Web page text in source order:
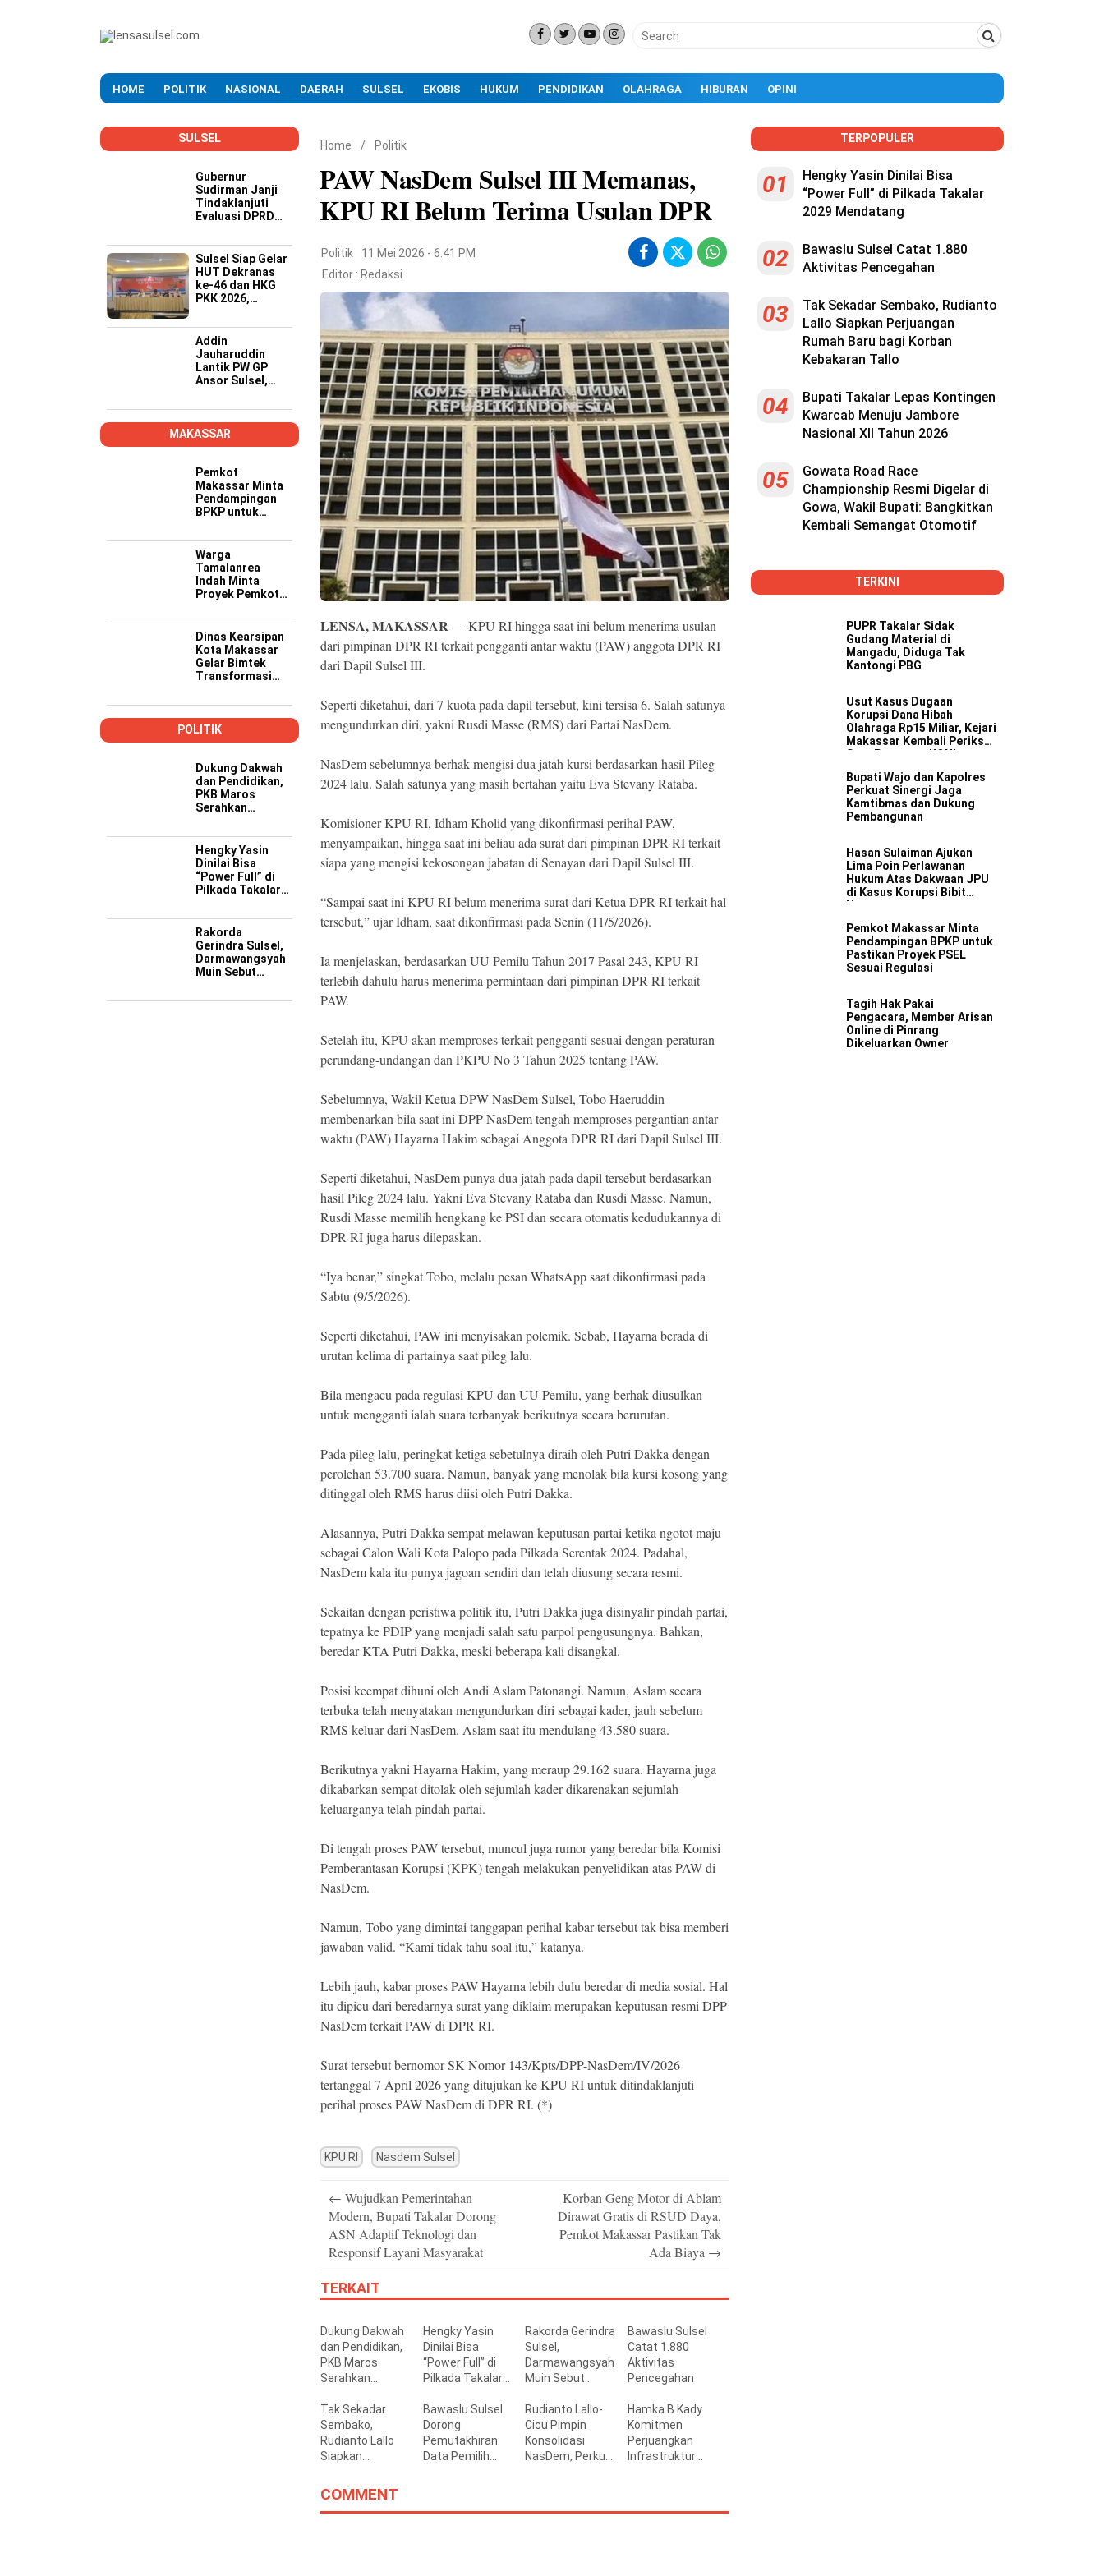
HOME POLITIK NASIONAL DAERAH SULSEL EKOBIS HUKUM PENDIDIKAN OLAHRAGA HIBURAN OPINI
SULSEL
Gubernur
Sudirman Janji
Tindaklanjuti
Evaluasi DPRD
Buruk OPD
Sulsel Siap Gelar
HUT Dekranas
ke-46 dan HKG
PKK 2026,
Promosi Wastra-
Kriya hingga
Dongkrak
Ekonomi Daerah
Addin
Jauharuddin
Lantik PW GP
Ansor Sulsel,
Kompeten,
Kreatif, dan Siap
Wujudkan
Ketahanan
MAKASSAR
Pemkot
Makassar Minta
Pendampingan
BPKP untuk
PSEL Sesuai
Regulasi
Warga
Tamalanrea
Indah Minta
Proyek Pemkot
Transparan,
Musyawarah
Berakhir dengan
Kesepakatan
Dinas Kearsipan
Kota Makassar
Gelar Bimtek
Transformasi
Yogyakarta
POLITIK
Dukung Dakwah
dan Pendidikan,
PKB Maros
Serahkan
Operasional ke
Pesantren
Hidayatullah
Hengky Yasin
Dinilai Bisa
“Power Full” di
Pilkada Takalar
Rakorda
Gerindra Sulsel,
Darmawangsyah
Muin Sebut
Strategis
Home / Politik
PAW NasDem Sulsel III Memanas,
KPU RI Belum Terima Usulan DPR
Politik
11 Mei 2026 - 6:41 PM
Editor : Redaksi
LENSA, MAKASSAR— KPU RI hingga saat ini belum menerima usulan
dari pimpinan DPR RI terkait pengganti antar waktu (PAW) anggota DPR RI
dari Dapil Sulsel III.
Seperti diketahui, dari 7 kuota pada dapil tersebut, kini tersisa 6. Salah satunya
mengundurkan diri, yakni Rusdi Masse (RMS) dari Partai NasDem.
NasDem sebelumnya berhak mengisi dua jatah kursi berdasarkan hasil Pileg
2024 lalu. Salah satunya yang masih bertahan yaitu Eva Stevany Rataba.
Komisioner KPU RI, Idham Kholid yang dikonfirmasi perihal PAW,
menyampaikan, hingga saat ini beliau ada surat dari pimpinan DPR RI terkait
siapa yang mengisi kekosongan jabatan di Senayan dari Dapil Sulsel III.
“Sampai saat ini KPU RI belum menerima surat dari Ketua DPR RI terkait hal
tersebut,” ujar Idham, saat dikonfirmasi pada Senin (11/5/2026).
Ia menjelaskan, berdasarkan UU Pemilu Tahun 2017 Pasal 243, KPU RI
terlebih dahulu harus menerima permintaan dari pimpinan DPR RI terkait
PAW.
Setelah itu, KPU akan memproses terkait pengganti sesuai dengan peraturan
perundang-undangan dan PKPU No 3 Tahun 2025 tentang PAW.
Sebelumnya, Wakil Ketua DPW NasDem Sulsel, Tobo Haeruddin
membenarkan bila saat ini DPP NasDem tengah memproses pergantian antar
waktu (PAW) Hayarna Hakim sebagai Anggota DPR RI dari Dapil Sulsel III.
Seperti diketahui, NasDem punya dua jatah pada dapil tersebut berdasarkan
hasil Pileg 2024 lalu. Yakni Eva Stevany Rataba dan Rusdi Masse. Namun,
Rusdi Masse memilih hengkang ke PSI dan secara otomatis kedudukannya di
DPR RI juga harus dilepaskan.
“Iya benar,” singkat Tobo, melalu pesan WhatsApp saat dikonfirmasi pada
Sabtu (9/5/2026).
Seperti diketahui, PAW ini menyisakan polemik. Sebab, Hayarna berada di
urutan kelima di partainya saat pileg lalu.
Bila mengacu pada regulasi KPU dan UU Pemilu, yang berhak diusulkan
untuk mengganti ialah suara terbanyak berikutnya secara berurutan.
Pada pileg lalu, peringkat ketiga sebetulnya diraih oleh Putri Dakka dengan
perolehan 53.700 suara. Namun, banyak yang menolak bila kursi kosong yang
ditinggal oleh RMS harus diisi oleh Putri Dakka.
Alasannya, Putri Dakka sempat melawan keputusan partai ketika ngotot maju
sebagai Calon Wali Kota Palopo pada Pilkada Serentak 2024. Padahal,
NasDem kala itu punya jagoan sendiri dan telah diusung secara resmi.
Sekaitan dengan peristiwa politik itu, Putri Dakka juga disinyalir pindah partai,
tepatnya ke PDIP yang menjadi salah satu parpol pengusungnya. Bahkan,
beredar KTA Putri Dakka, meski beberapa kali disangkal.
Posisi keempat dihuni oleh Andi Aslam Patonangi. Namun, Aslam secara
terbuka telah menyatakan mengundurkan diri sebagai kader, jauh sebelum
RMS keluar dari NasDem. Aslam saat itu mendulang 43.580 suara.
Berikutnya yakni Hayarna Hakim, yang meraup 29.162 suara. Hayarna juga
dikabarkan sempat ditolak oleh sejumlah kader dikarenakan sejumlah
keluarganya telah pindah partai.
Di tengah proses PAW tersebut, muncul juga rumor yang beredar bila Komisi
Pemberantasan Korupsi (KPK) tengah melakukan penyelidikan atas PAW di
NasDem.
Namun, Tobo yang dimintai tanggapan perihal kabar tersebut tak bisa memberi
jawaban valid. “Kami tidak tahu soal itu,” katanya.
Lebih jauh, kabar proses PAW Hayarna lebih dulu beredar di media sosial. Hal
itu dipicu dari beredarnya surat yang diklaim merupakan keputusan resmi DPP
NasDem terkait PAW di DPR RI.
Surat tersebut bernomor SK Nomor 143/Kpts/DPP-NasDem/IV/2026
tertanggal 7 April 2026 yang ditujukan ke KPU RI untuk ditindaklanjuti
perihal proses PAW NasDem di DPR RI. (*)
KPU RI Nasdem Sulsel
navigation
← Wujudkan Pemerintahan
Modern, Bupati Takalar Dorong
ASN Adaptif Teknologi dan
Responsif Layani Masyarakat
Korban Geng Motor di Ablam
Dirawat Gratis di RSUD Daya,
Pemkot Makassar Pastikan Tak
Ada Biaya →
TERKAIT
Dukung Dakwah
dan Pendidikan,
PKB Maros
Serahkan
Operasional ke
Pesantren
Hidayatullah
Hengky Yasin
Dinilai Bisa
“Power Full” di
Pilkada Takalar
Rakorda Gerindra
Sulsel,
Darmawangsyah
Muin Sebut
Strategis
Perkuat Soliditas
Jelang Pemilu
2029
Bawaslu Sulsel
Catat 1.880
Aktivitas
Pencegahan
Tak Sekadar
Sembako,
Rudianto Lallo
Siapkan
Rumah Baru bagi
Korban
Bawaslu Sulsel
Dorong
Pemutakhiran
Data Pemilih
Rudianto Lallo-
Cicu Pimpin
Konsolidasi
NasDem, Perkuat
Hamka B Kady
Komitmen
Perjuangkan
Infrastruktur
COMMENT
TERPOPULER
01
Hengky Yasin Dinilai Bisa
“Power Full” di Pilkada Takalar
2029 Mendatang
02
Bawaslu Sulsel Catat 1.880
Aktivitas Pencegahan
03
Tak Sekadar Sembako, Rudianto
Lallo Siapkan Perjuangan
Rumah Baru bagi Korban
Kebakaran Tallo
04
Bupati Takalar Lepas Kontingen
Kwarcab Menuju Jambore
Nasional XII Tahun 2026
05
Gowata Road Race
Championship Resmi Digelar di
Gowa, Wakil Bupati: Bangkitkan
Kembali Semangat Otomotif
TERKINI
PUPR Takalar Sidak
Gudang Material di
Mangadu, Diduga Tak
Kantongi PBG
Usut Kasus Dugaan
Korupsi Dana Hibah
Olahraga Rp15 Miliar, Kejari
Makassar Kembali Periksa
Satu Pengurus KONI
Bupati Wajo dan Kapolres
Perkuat Sinergi Jaga
Kamtibmas dan Dukung
Pembangunan
Hasan Sulaiman Ajukan
Lima Poin Perlawanan
Hukum Atas Dakwaan JPU
di Kasus Korupsi Bibit
Nanas
Pemkot Makassar Minta
Pendampingan BPKP untuk
Pastikan Proyek PSEL
Sesuai Regulasi
Tagih Hak Pakai
Pengacara, Member Arisan
Online di Pinrang
Dikeluarkan Owner